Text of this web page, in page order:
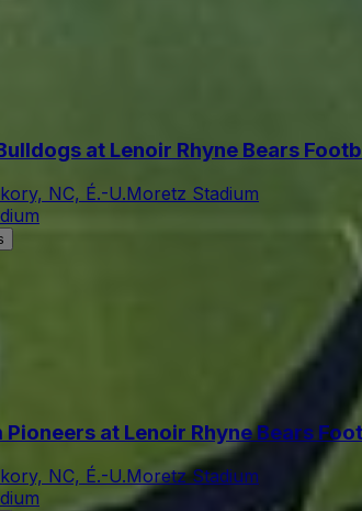
at Lenoir Rhyne Bears
NC, É.-U.Moretz Stadium
Pioneers at Lenoir Rhyne Bears
NC, É.-U.Moretz Stadium